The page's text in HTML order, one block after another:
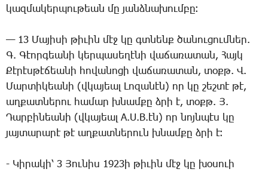
կազ­մա­կեր­պու­թեան մը յանձ­նա­խում­բը։
— 13 ­Մա­յի­սի թի­ւին մէջ կը գտնենք ծա­նու­ցում­ներ.
Գ. ­Գէոր­գեա­նի կեր­պա­սե­ղէ­նի վա­ճա­ռա­տան, ­Հայկ
­Քէ­րէս­թէ­ճեա­նի հո­վա­նո­ցի վա­ճա­ռա­տան, տօքթ. Վ.
­Մար­տի­կեա­նի (վկա­յեալ ­Լո­զա­նէն) որ կը շեշ­տէ թէ,
աղ­քատ­նե­րու հա­մար խնամ­քը ձրի է, տօքթ. Յ.
­Դար­բի­նեա­նի (վկա­յեալ A.U.B.էն) որ նոյն­պէս կը
յայ­տա­րա­րէ թէ աղ­քատ­նե­րուն խնամ­քը ձրի է։
­- Կի­րա­կի՝ 3 ­Յու­նիս 1923ի թի­ւին մէջ կը խօ­սո­ւի